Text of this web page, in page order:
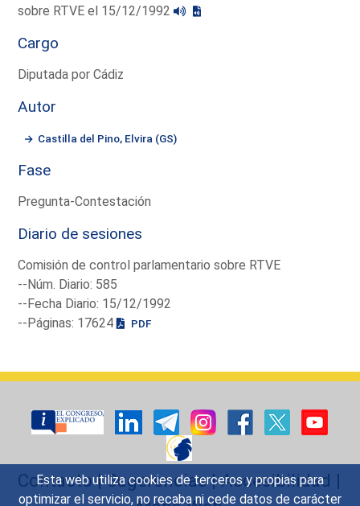
Esta web utiliza cookies de terceros y propias para
optimizar el servicio, no recaba ni cede datos de carácter
sobre RTVE el 15/12/1992
Cargo
Diputada por Cádiz
Autor
Castilla del Pino, Elvira (GS)
Fase
Pregunta-Contestación
Diario de sesiones
Comisión de control parlamentario sobre RTVE
--Núm. Diario: 585
--Fecha Diario: 15/12/1992
--Páginas: 17624
PDF
Contacto|Sugerencias|Accesibilidad |